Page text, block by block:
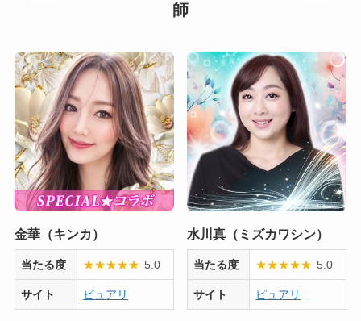
師
金華（キンカ）
当たる度 ★★★★★ 5.0
サイト ピュアリ
水川真（ミズカワシン）
当たる度 ★★★★★ 5.0
サイト ピュアリ